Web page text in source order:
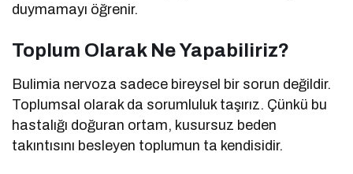
duymamayı öğrenir.
Toplum Olarak Ne Yapabiliriz?
Bulimia nervoza sadece bireysel bir sorun değildir.
Toplumsal olarak da sorumluluk taşırız. Çünkü bu
hastalığı doğuran ortam, kusursuz beden
takıntısını besleyen toplumun ta kendisidir.